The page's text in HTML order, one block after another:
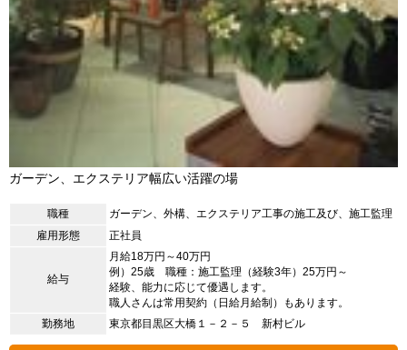
ガーデン、エクステリア幅広い活躍の場
職種
ガーデン、外構、エクステリア工事の施工及び、施工監理
雇用形態
正社員
給与
月給18万円～40万円
例）25歳 職種：施工監理（経験3年）25万円～
経験、能力に応じて優遇します。
職人さんは常用契約（日給月給制）もあります。
勤務地
東京都目黒区大橋１－２－５ 新村ビル